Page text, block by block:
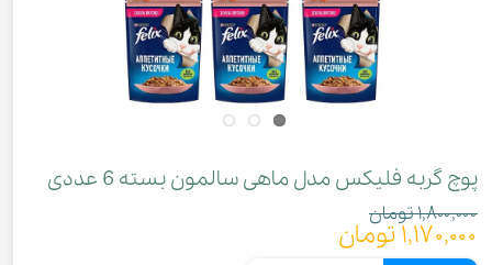
پوچ گربه فلیکس مدل ماهی سالمون بسته 6 عددی
۱,۸۰۰,۰۰۰ تومان
۱,۱۷۰,۰۰۰ تومان